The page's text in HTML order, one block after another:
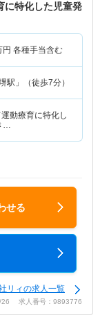
に特化した児童発
円 各種手当含む
駅」（徒歩7分）
動療育に特化し
…
せる
リィの求人一覧
26 求人番号：9893776